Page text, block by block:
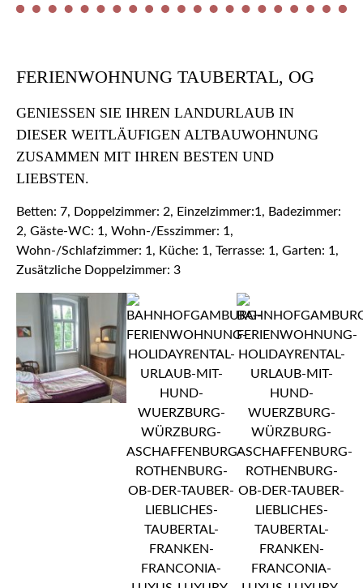
FERIENWOHNUNG TAUBERTAL, OG
GENIESSEN SIE IHREN LANDURLAUB IN D
IESER WEITLÄUFIGEN ALTBAUWOHNUNG Z
USAMMEN MIT IHREN BESTEN UND L
IEBSTEN.
Betten: 7, Doppelzimmer: 2, Einzelzimmer:1, Badezimmer:
2, Gäste-WC: 1, Wohn-/Esszimmer: 1,
Wohn-/Schlafzimmer: 1, Küche: 1, Terrasse: 1, Garten: 1,
Zusätzliche Doppelzimmer: 3